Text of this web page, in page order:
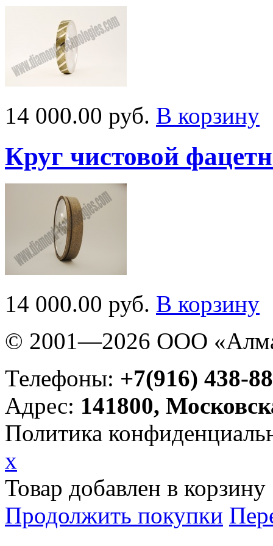
14 000.00 руб. В корзину
Круг чистовой
14 000.00 руб. В корзину
© 2001—2026 ООО
Телефоны: +7(916) 438-
Адрес: 141800,
Политика
x
Товар добавлен в корзину
Продолжить покупки